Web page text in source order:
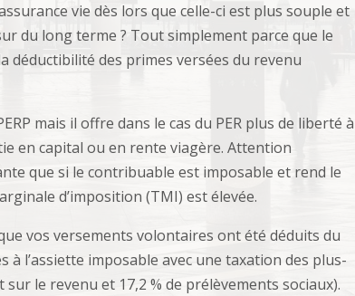
vie dès lors que celle-ci est plus souple et
du long terme ? Tout simplement parce que le
déductibilité des primes versées du revenu
mais il offre dans le cas du PER plus de liberté à
en capital ou en rente viagère. Attention
que si le contribuable est imposable et rend le
d’imposition (TMI) est élevée.
vos versements volontaires ont été déduits du
l’assiette imposable avec une taxation des plus-
sur le revenu et 17,2 % de prélèvements sociaux).